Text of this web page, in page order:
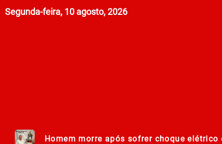
Segunda-feira, 10 agosto, 2026
Homem morre após sofrer choque
Lei Maria da Penha completa 20 anos
278ª Romaria do Muquém começa com
Centro Municipal de Apoio aos Romeiros